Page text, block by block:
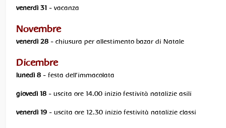
venerdì 31 - vacanza
Novembre
venerdì 28 - chiusura per allestimento bazar di Natale
Dicembre
lunedì 8 - festa dell'immacolata
giovedì 18 - uscita ore 14.00 inizio festività natalizie asili
venerdì 19 - uscita ore 12.30 inizio festività natalizie classi